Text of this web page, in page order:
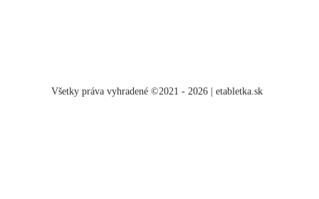
Všetky práva vyhradené ©2021 - 2026 | etabletka.sk